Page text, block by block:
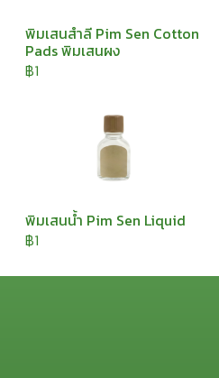
พิมเสนสำลี Pim Sen Cotton
Pads พิมเสนผง
฿1
พิมเสนน้ำ Pim Sen Liquid
฿1